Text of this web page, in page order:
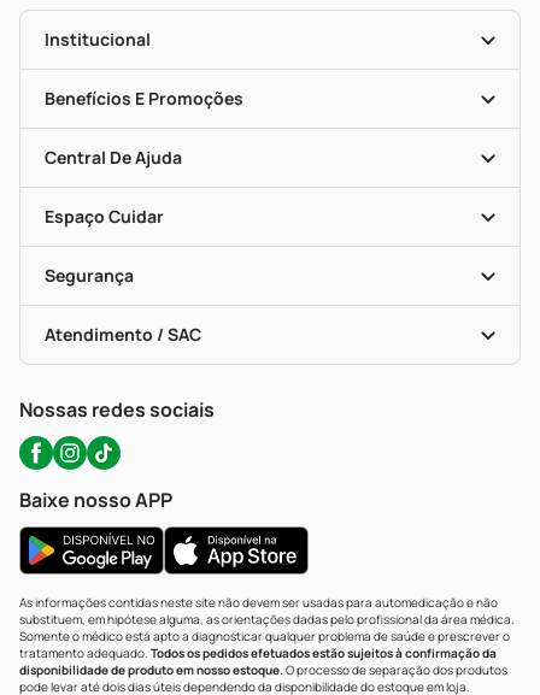
Institucional
História
Nossas Lojas
Mapa De Categorias
Blog Da PP
Seja Uma Loja Parceira
Benefícios E Promoções
Clube PP
Convênios
Programa Popular Do Brasil
Encarte De Ofertas
Dermaclub
Descontos De Laboratório (PBM)
Cupons E Ofertas
Central De Ajuda
Entrega
Recompra Programada
Compras Com Receita
Alomed (tele-Entrega)
Formas De Pagamento
Troca E Devolução
Bulas De A A Z
Políticas De Marketplace
Espaço Cuidar
Vacinas
Serviços Farmacêuticos
Testes Rápidos
Autoteste Covid-19
Segurança
Certificado De Segurança
Portal Da Privacidade
Atendimento / SAC
WhatsApp (47) 9202-1687
Nossas redes sociais
Baixe nosso APP
As informações contidas neste site não devem ser usadas para automedicação e não
substituem, em hipótese alguma, as orientações dadas pelo profissional da área médica.
Somente o médico está apto a diagnosticar qualquer problema de saúde e prescrever o
tratamento adequado. Todos os pedidos efetuados estão sujeitos à confirmação da
disponibilidade de produto em nosso estoque.O processo de separação dos produtos
pode levar até dois dias úteis dependendo da disponibilidade do estoque em loja.